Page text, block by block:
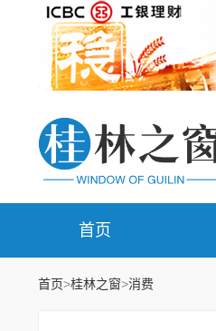
首页
首页>桂林之窗>消费